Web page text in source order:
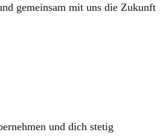
gemeinsam mit uns die Zukunft
und dich stetig